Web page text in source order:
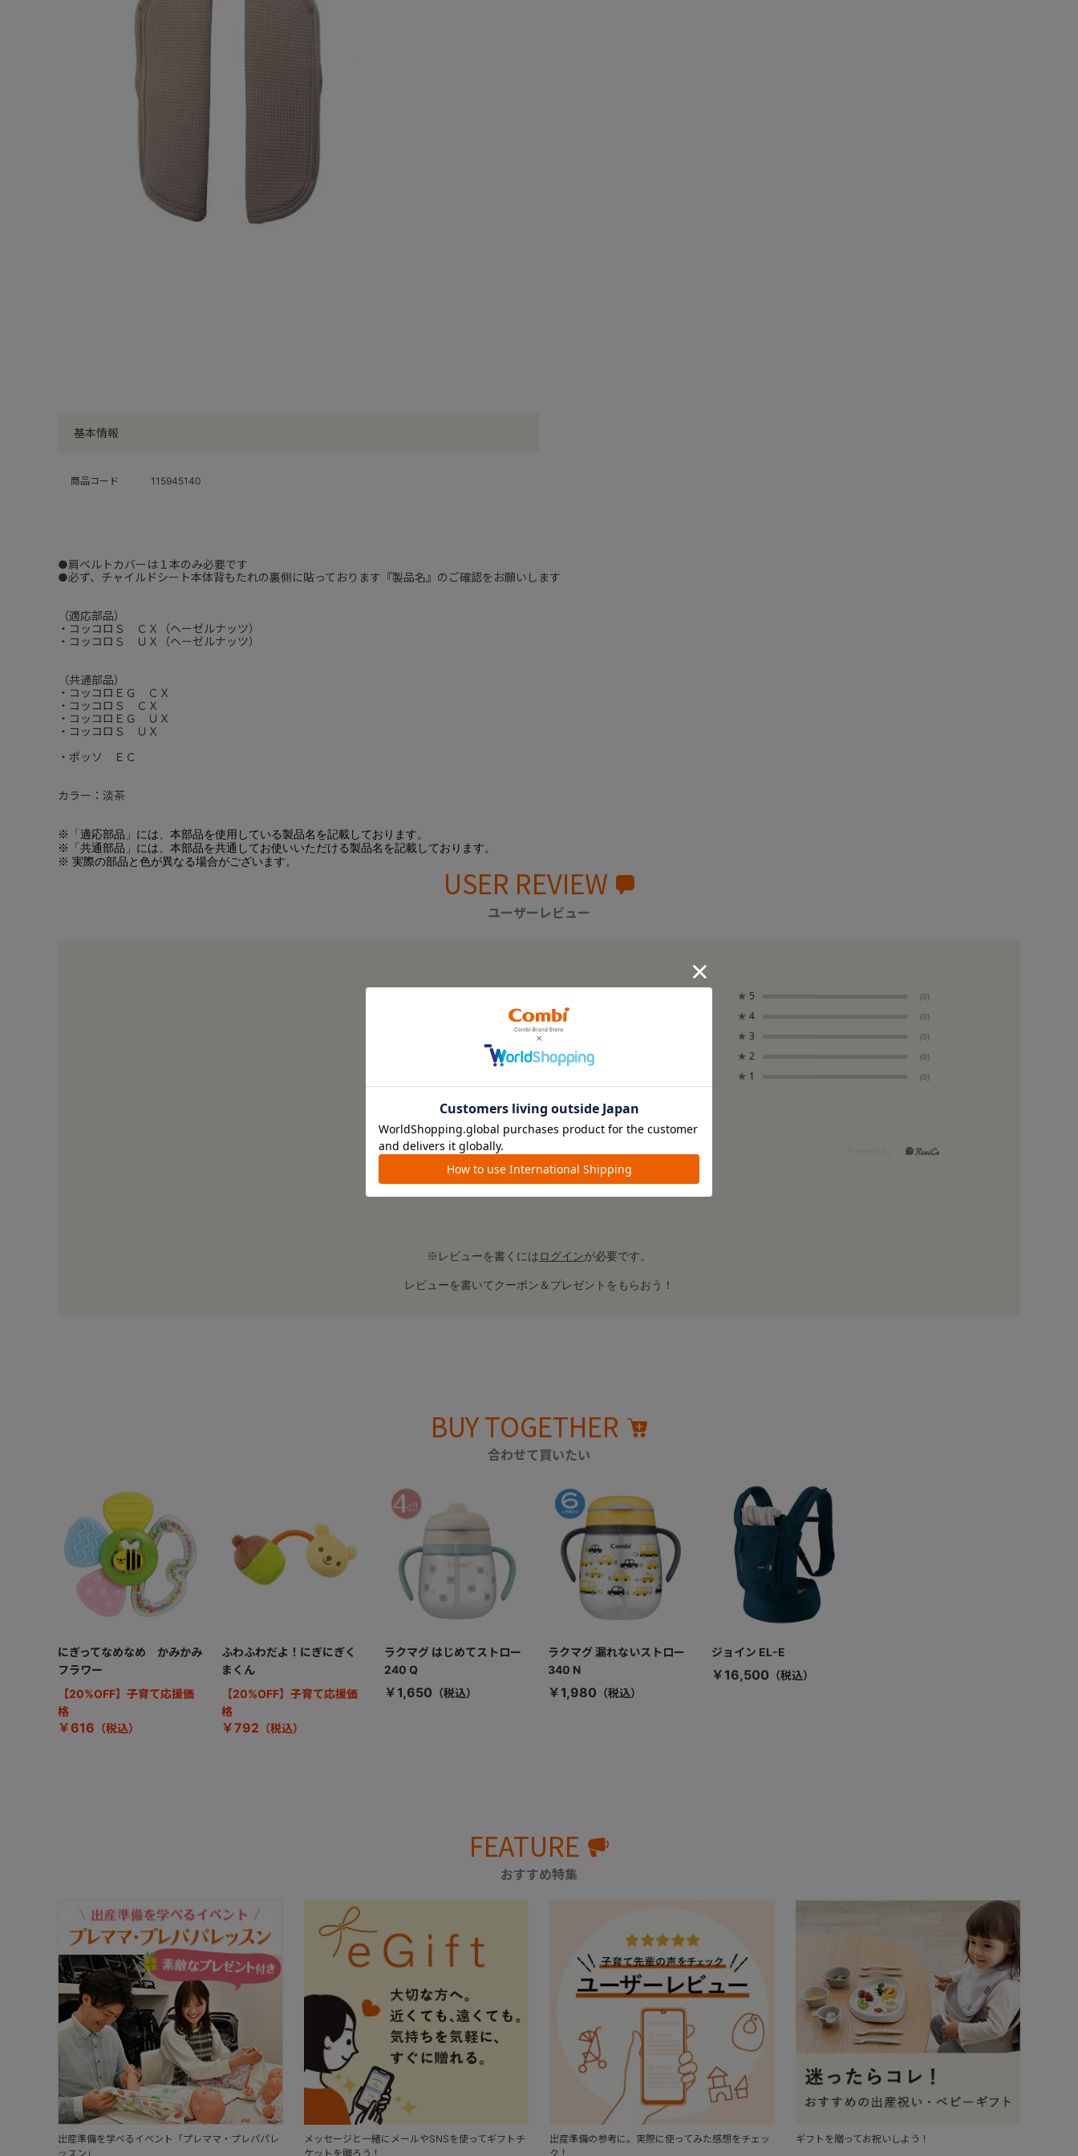
基本情報
商品コード 115945140
●肩ベルトカバーは１本のみ必要です
●必ず、チャイルドシート本体背もたれの裏側に貼っております『製品名』のご確認をお願いします
（適応部品）
・コッコロＳ ＣＸ（ヘーゼルナッツ）
・コッコロＳ ＵＸ（ヘーゼルナッツ）
（共通部品）
・コッコロＥＧ ＣＸ
・コッコロＳ ＣＸ
・コッコロＥＧ ＵＸ
・コッコロＳ ＵＸ
・ポッソ ＥＣ
カラー：淡茶
※「適応部品」には、本部品を使用している製品名を記載しております。
※「共通部品」には、本部品を共通してお使いいただける製品名を記載しております。
※ 実際の部品と色が異なる場合がございます。
USER REVIEW
ユーザーレビュー
★ 5 (0)
★ 4 (0)
★ 3 (0)
★ 2 (0)
★ 1 (0)
※レビューを書くにはログインが必要です。
レビューを書いてクーポン＆プレゼントをもらおう！
BUY TOGETHER
合わせて買いたい
にぎってなめなめ かみかみ
フラワー
【20%OFF】子育て応援価
格
￥616
ふわふわだよ！にぎにぎく
まくん
【20%OFF】子育て応援価
格
￥792
ラクマグ はじめてストロー
240 Q
￥1,650
ラクマグ 漏れないストロー
340 N
￥1,980
ジョイン EL-E
￥16,500
FEATURE
おすすめ特集
出産準備を学べるイベント「プレママ・プレパパレ
ッスン」
メッセージと一緒にメールやSNSを使ってギフトチ
ケットを贈ろう！
出産準備の参考に。実際に使ってみた感想をチェッ
ク！
ギフトを贈ってお祝いしよう！